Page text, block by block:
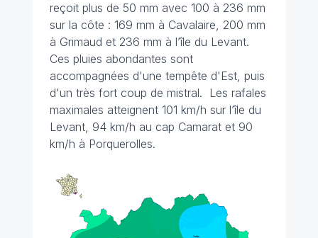
reçoit plus de 50 mm avec 100 à 236 mm
sur la côte : 169 mm à Cavalaire, 200 mm
à Grimaud et 236 mm à l’île du Levant.
Ces pluies abondantes sont
accompagnées d'une tempête d'Est, puis
d'un très fort coup de mistral. Les rafales
maximales atteignent 101 km/h sur l’île du
Levant, 94 km/h au cap Camarat et 90
km/h à Porquerolles.